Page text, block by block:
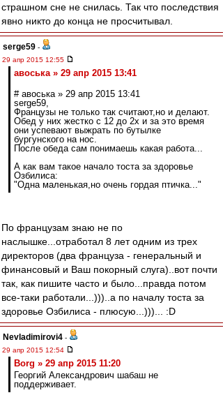
страшном сне не снилась. Так что последствия
явно никто до конца не просчитывал.
serge59 -
29 апр 2015 12:55
авоська » 29 апр 2015 13:41
# авоська » 29 апр 2015 13:41
serge59,
Французы не только так считают,но и делают.
Обед у них жестко с 12 до 2х и за это время
они успевают выжрать по бутылке
бургунского на нос.
После обеда сам понимаешь какая работа...
А как вам такое начало тоста за здоровье
Озбилиса:
"Одна маленькая,но очень гордая птичка..."
По французам знаю не по
наслышке...отработал 8 лет одним из трех
директоров (два француза - генеральный и
финансовый и Ваш покорный слуга)..вот почти
так, как пишите часто и было...правда потом
все-таки работали...)))..а по началу тоста за
здоровье Озбилиса - плюсую...)))... :D
Nevladimirovi4 -
29 апр 2015 12:54
Borg » 29 апр 2015 11:20
Георгий Александрович шабаш не
поддерживает.